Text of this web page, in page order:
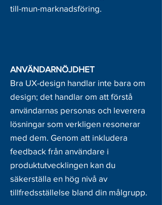
till-mun-marknadsföring.
ANVÄNDARNÖJDHET
Bra UX-design handlar inte bara om
design; det handlar om att förstå
användarnas personas och leverera
lösningar som verkligen resonerar
med dem. Genom att inkludera
feedback från användare i
produktutvecklingen kan du
säkerställa en hög nivå av
tillfredsställelse bland din målgrupp.